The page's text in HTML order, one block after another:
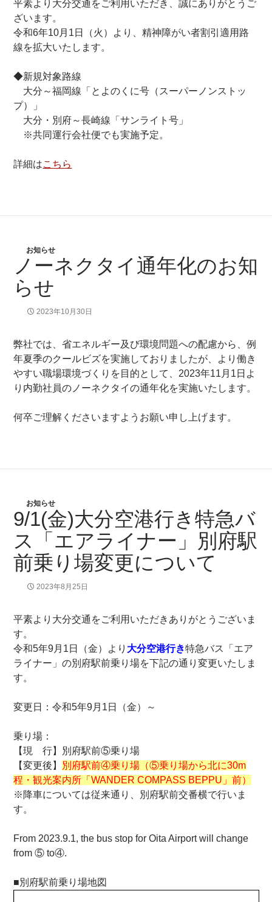
平素より大分交通をご利用いただき、誠にありがとうご
ざいます。
令和6年10月1日（火）より、精神障がい者割引適用路
線を拡大いたします。
◆新規対象路線
大分～福岡線「とよのくに号（スーパーノンストッ
プ）」
大分・別府～長崎線「サンライト号」
※共同運行会社便でも実施予定。
詳細はこちら
お知らせ
ノーネクタイ通年化のお知
らせ
2023年10月30日
弊社では、省エネルギー及び環境問題への配慮から、例
年夏季のクールビズを実施しておりましたが、より働き
やすい職場環境づくりを目的として、2023年11月1日よ
り内勤社員のノーネクタイの通年化を実施いたします。
何卒ご理解くださいますようお願い申し上げます。
お知らせ
9/1(金)大分空港行き特急バ
ス「エアライナー」別府駅
前乗り場変更について
2023年8月25日
平素より大分交通をご利用いただきありがとうございま
す。
令和5年9月1日（金）より 大分空港行き特急バス「エア
ライナー」の別府駅前乗り場を下記の通り変更いたしま
す。
変更日：令和5年9月1日（金）～
乗り場：
【現 行】別府駅前⑤乗り場
【変更後】 別府駅前④乗り場（⑤乗り場から北に30m
程・観光案内所「WANDER COMPASS BEPPU」前）
※降車については従来通り、別府駅前交番横で行いま
す。
From 2023.9.1, the bus stop for Oita Airport will change
from ⑤ to④.
■別府駅前乗り場地図